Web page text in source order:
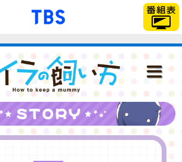
「TBSテレビ」トップ
ミイラの飼い
NEWS
with $(document).ready()